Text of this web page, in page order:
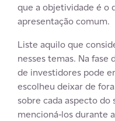
que a objetividade é o
apresentação comum.
Liste aquilo que
nesses temas. Na fase
de investidores pode
escolheu deixar de
sobre cada aspecto do
mencioná-los durante